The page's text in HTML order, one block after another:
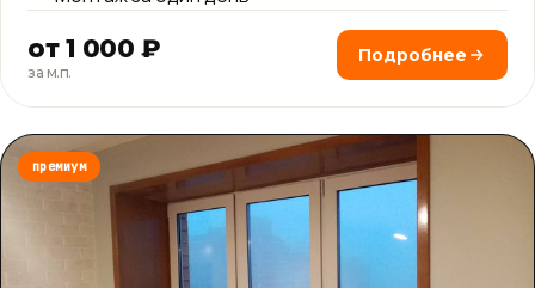
от 1 000 ₽
за м.п.
Подробнее
премиум